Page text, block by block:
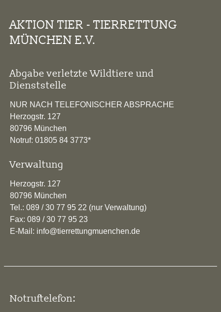
AKTION TIER - TIERRETTUNG
MÜNCHEN E.V.
Abgabe verletzte Wildtiere und
Dienststelle
NUR NACH TELEFONISCHER ABSPRACHE
Herzogstr. 127
80796 München
Notruf: 01805 84 3773*
Verwaltung
Herzogstr. 127
80796 München
Tel.: 089 / 30 77 95 22 (nur Verwaltung)
Fax: 089 / 30 77 95 23
E-Mail: info@tierrettungmuenchen.de
Notruftelefon: